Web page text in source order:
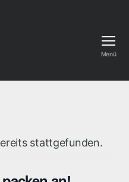
Menü
stattgefunden.